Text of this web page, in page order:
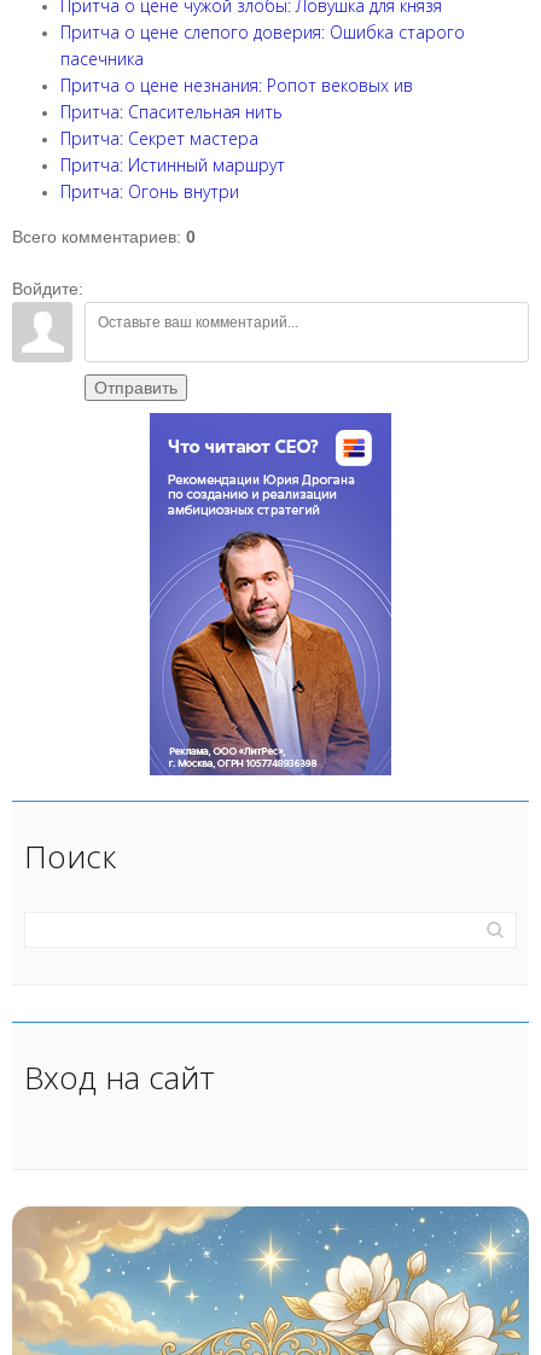
Притча о цене чужой злобы: Ловушка для князя
Притча о цене слепого доверия: Ошибка старого
пасечника
Притча о цене незнания: Ропот вековых ив
Притча: Спасительная нить
Притча: Секрет мастера
Притча: Истинный маршрут
Притча: Огонь внутри
Всего комментариев: 0
Войдите:
Отправить
Поиск
Вход на сайт